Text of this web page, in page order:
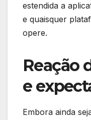
estendida a
e quaisquer
opere.
Reação
e
Embora ainda